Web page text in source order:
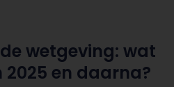
wetgeving: wat
en daarna?